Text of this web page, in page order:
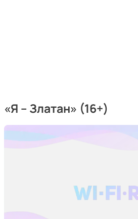
«Я – Златан» (16+)